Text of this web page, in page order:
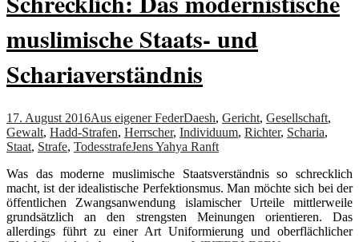
muslimische Staats- und
Schariaverständnis
17. August 2016Aus eigener FederDaesh, Gericht, Gesellschaft,
Gewalt, Hadd-Strafen, Herrscher, Individuum, Richter, Scharia,
Staat, Strafe, TodesstrafeJens Yahya Ranft
Was das moderne muslimische Staatsverständnis so schrecklich
macht, ist der idealistische Perfektionsmus. Man möchte sich bei der
öffentlichen Zwangsanwendung islamischer Urteile mittlerweile
grundsätzlich an den strengsten Meinungen orientieren. Das
allerdings führt zu einer Art Uniformierung und oberflächlicher